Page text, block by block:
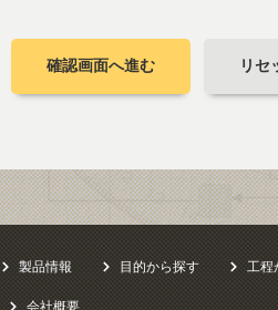
確認画面へ進む リセ
製品情報 目的から探す 工程
会社概要